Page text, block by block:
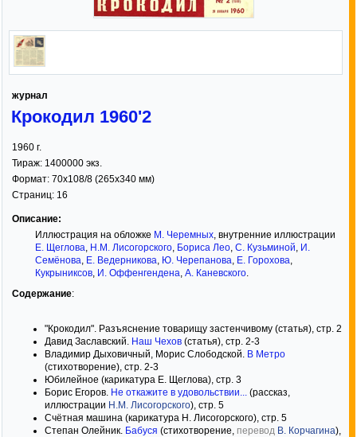
журнал
Крокодил 1960'2
1960 г.
Тираж: 1400000 экз.
Формат: 70x108/8 (265x340 мм)
Страниц: 16
Описание:
Иллюстрация на обложке М. Черемных, внутренние иллюстрации
Е. Щеглова, Н.М. Лисогорского, Бориса Лео, С. Кузьминой, И.
Семёнова, Е. Ведерникова, Ю. Черепанова, Е. Горохова,
Кукрыниксов, И. Оффенгендена, А. Каневского.
Содержание:
"Крокодил". Разъяснение товарищу застенчивому (статья), стр. 2
Давид Заславский. Наш Чехов (статья), стр. 2-3
Владимир Дыховичный, Морис Слободской. В Метро
(стихотворение), стр. 2-3
Юбилейное (карикатура Е. Щеглова), стр. 3
Борис Егоров. Не откажите в удовольствии... (рассказ,
иллюстрации Н.М. Лисогорского), стр. 5
Счётная машина (карикатура Н. Лисогорского), стр. 5
Степан Олейник. Бабуся (стихотворение, перевод В. Корчагина),